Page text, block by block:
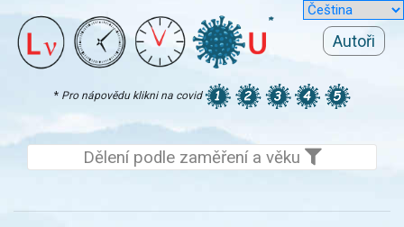
Autoři
* Pro nápovědu klikni na covid
Dělení podle zaměření a věku